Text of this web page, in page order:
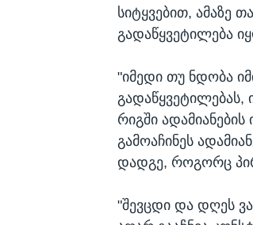
სიტყვებით, ამაზე
გადაწყვეტილება
"იმედი თუ ნდობა
გადაწყვეტილებას,
რიგში
გამოაჩინეს
დადგე, როგორც
"შევცდი და დღეს